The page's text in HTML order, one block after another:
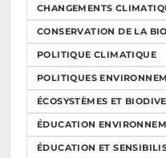
CHANGEMENTS
CONSERVATION DE LA
POLITIQUE CLIMATIQUE
POLITIQUES
ÉCOSYSTÈMES ET
ÉDUCATION
ÉDUCATION ET